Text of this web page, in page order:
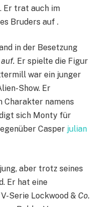
Er trat auch im
Bruders auf .
in der Besetzung
Er spielte die Figur
war ein junger
Show. Er
Charakter namens
sich Monty für
Casper julian
aber trotz seines
Er hat eine
Serie Lockwood & Co.